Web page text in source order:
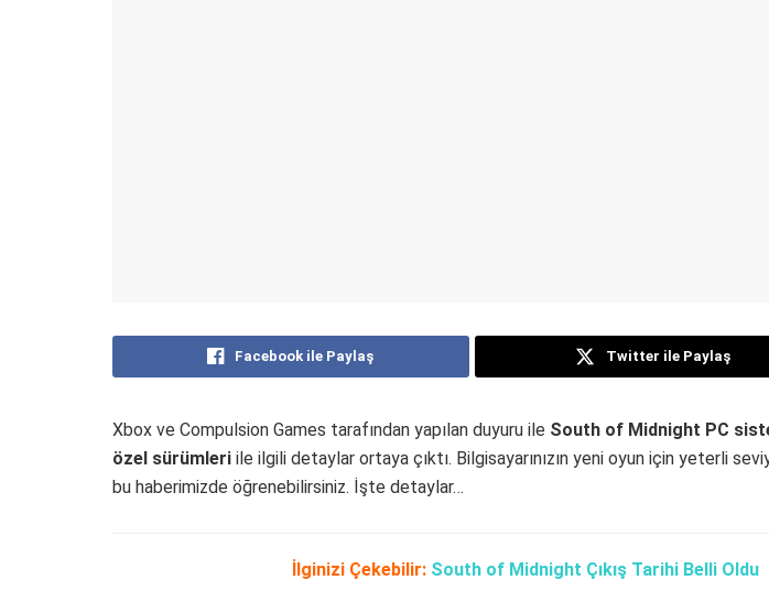
Facebook ile Paylaş Twitter ile Paylaş
Xbox ve Compulsion Games tarafından yapılan duyuru ile South of Midnight PC
özel sürümleri ile ilgili detaylar ortaya çıktı. Bilgisayarınızın yeni oyun için yeterli
bu haberimizde öğrenebilirsiniz. İşte detaylar…
İlginizi Çekebilir: South of Midnight Çıkış Tarihi Belli Oldu